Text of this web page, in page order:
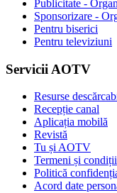
Publicitate -
Sponsorizare -
Pentru biserici
Pentru televiziuni
Servicii AOTV
Resurse
Recepție canal
Aplicația mobilă
Revistă
Tu și AOTV
Termeni și condiții
Politică
Acord date